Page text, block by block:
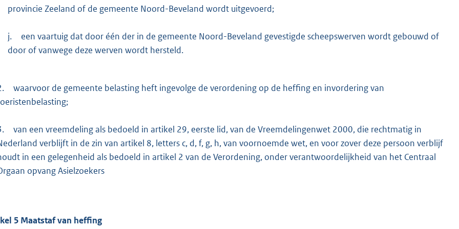
provincie Zeeland of de gemeente Noord-Beveland wordt uitgevoerd;
j.
een vaartuig dat door één der in de gemeente Noord-Beveland gevestigde scheepswerven wordt gebouwd of
door of vanwege deze werven wordt hersteld.
waarvoor de gemeente belasting heft ingevolge de verordening op de heffing en invordering van
van een vreemdeling als bedoeld in artikel 29, eerste lid, van de Vreemdelingenwet 2000, die rechtmatig in
verblijft in de zin van artikel 8, letters c, d, f, g, h, van voornoemde wet, en voor zover deze persoon verblijf
in een gelegenheid als bedoeld in artikel 2 van de Verordening, onder verantwoordelijkheid van het Centraal
opvang Asielzoekers
5 Maatstaf van heffing